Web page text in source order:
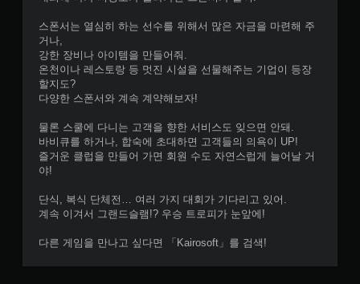
스폰서는 열심히 하는 선수를 위해서 많은 자금을 마련해 주
거나,
강한 장비나 아이템을 만들어줘.
온천이나 레스토랑 등 멋진 시설을 선물해주는 기업이 등장
할지도?
다양한 스폰서와 계속 계약해보자!
물론 스쿨에 다니는 고객을 향한 서비스도 잊으면 안돼.
바비큐를 하거나, 합숙에 초대하면 고객들의 의욕이 UP!
즐거운 클럽을 만들어 가면 회원 수도 자연스럽게 늘어날 거
야!
단식, 복식 단체전… 여러 가지 대회가 기다리고 있어.
계속 이겨서 그랜드슬램!? 우승 트로피가 눈앞에!
다른 게임을 만나고 싶다면 「Kairosoft」를 검색!